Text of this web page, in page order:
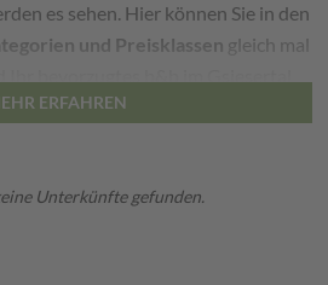
es sehen. Hier können Sie in den
und Preisklassen gleich mal
und gleich buchen.
ERFAHREN
Unterkünfte gefunden.